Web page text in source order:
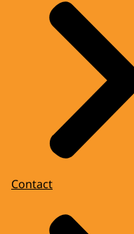
Contact